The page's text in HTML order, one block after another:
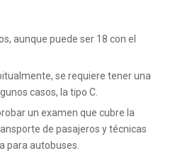
aunque puede ser 18 con el
se requiere tener una
casos, la tipo C.
un examen que cubre la
de pasajeros y técnicas
para autobuses.